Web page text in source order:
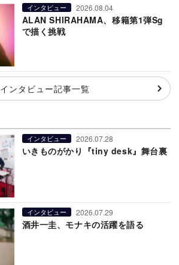
インタビュー 2026.08.04
ALAN SHIRAHAMA、移籍第1弾Sg
で描く挑戦
インタビュー記事一覧
インタビュー 2026.07.28
いきものがかり『tiny desk』舞台裏
インタビュー 2026.07.29
酒井一圭、モナキの活躍を語る